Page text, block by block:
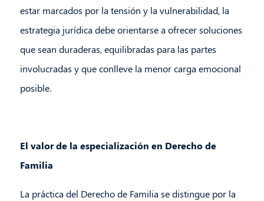
estar marcados por la tensión y la vulnerabilidad, la
estrategia jurídica debe orientarse a ofrecer soluciones
que sean duraderas, equilibradas para las partes
involucradas y que conlleve la menor carga emocional
posible.
El valor de la especialización en Derecho de
Familia
La práctica del Derecho de Familia se distingue por la